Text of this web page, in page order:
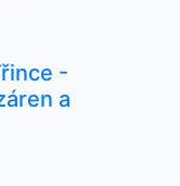
-
a